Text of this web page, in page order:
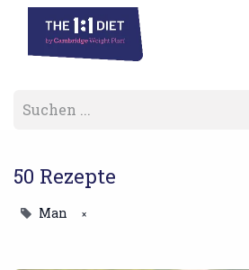
50 Rezepte
Man ×